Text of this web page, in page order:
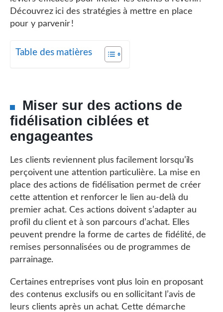
Découvrez ici des stratégies à mettre en place
pour y parvenir !
Table des matières
Miser sur des actions de
fidélisation ciblées et
engageantes
Les clients reviennent plus facilement lorsqu’ils
perçoivent une attention particulière. La mise en
place des actions de fidélisation permet de créer
cette attention et renforcer le lien au-delà du
premier achat. Ces actions doivent s’adapter au
profil du client et à son parcours d’achat. Elles
peuvent prendre la forme de cartes de fidélité, de
remises personnalisées ou de programmes de
parrainage.
Certaines entreprises vont plus loin en proposant
des contenus exclusifs ou en sollicitant l’avis de
leurs clients après un achat. Cette démarche